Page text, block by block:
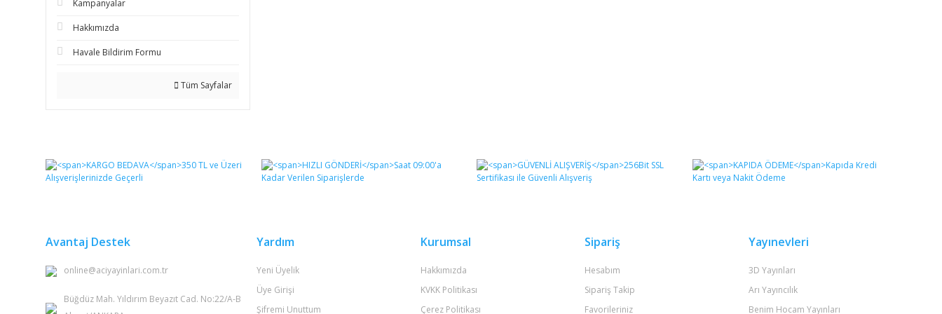
Kampanyalar
Hakkımızda
Havale Bildirim Formu
Tüm Sayfalar
Avantaj Destek
online@aciyayinlari.com.tr
Büğdüz Mah. Yıldırım Beyazıt Cad. No:22/A-B
Yardım
Yeni Üyelik
Üye Girişi
Şifremi Unuttum
Kurumsal
Hakkımızda
KVKK Politikası
Çerez Politikası
Sipariş
Hesabım
Sipariş Takip
Favorileriniz
Yayınevleri
3D Yayınları
Arı Yayıncılık
Benim Hocam Yayınları